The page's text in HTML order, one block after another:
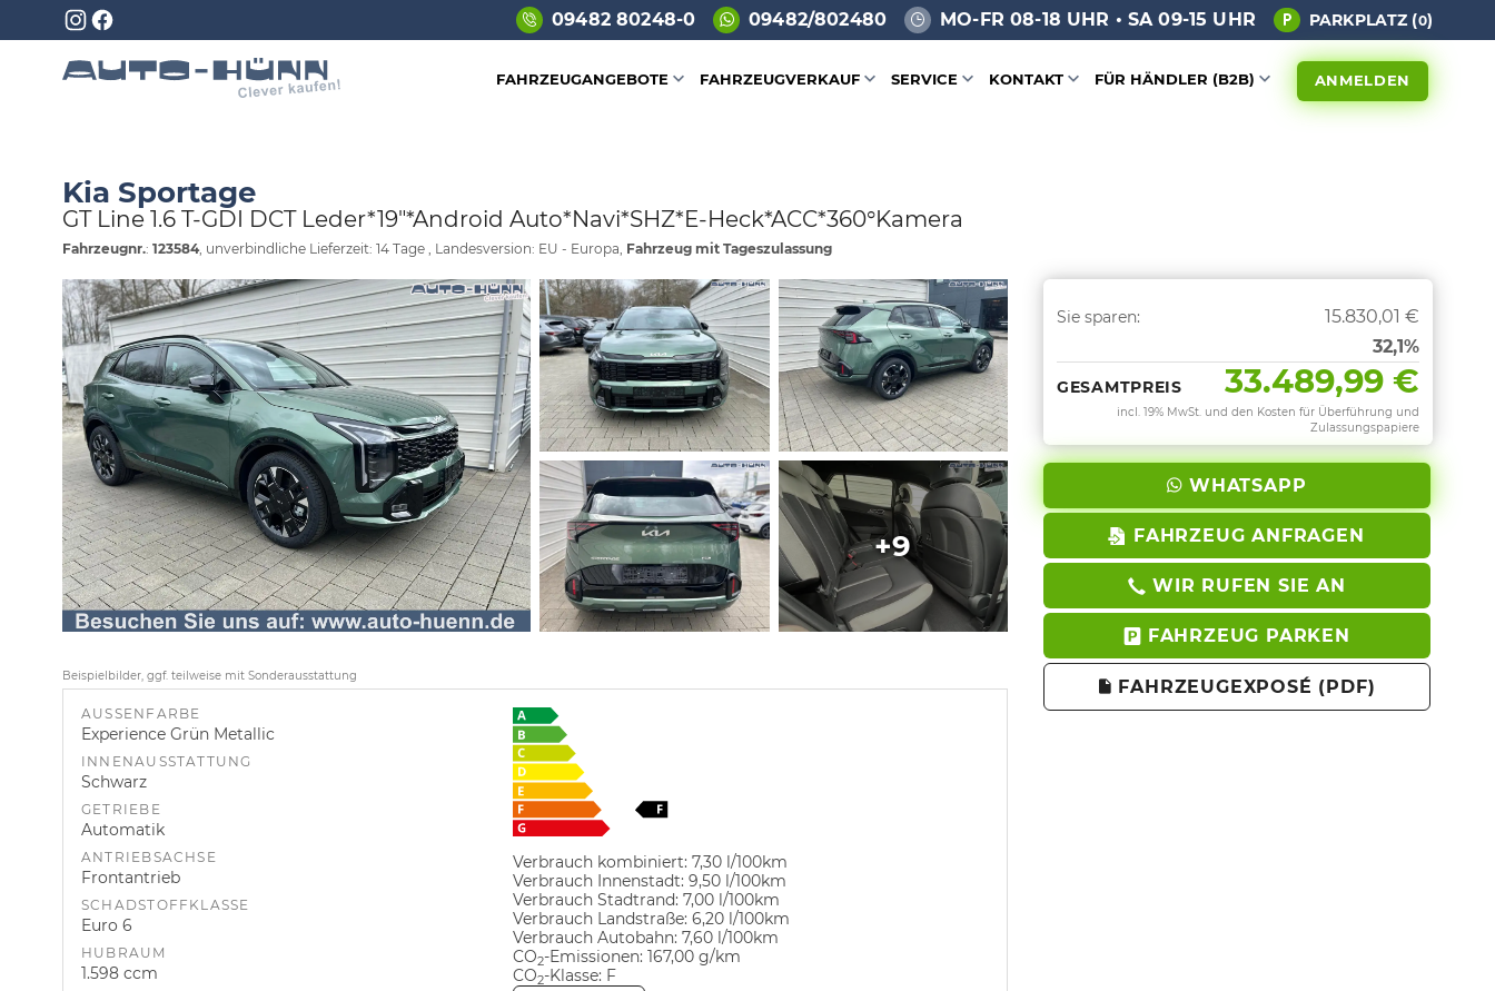
09482 80248-0 09482/802480 MO-FR 08-18 UHR • SA 09-15 UHR PARKPLATZ (0)
FAHRZEUGANGEBOTE FAHRZEUGVERKAUF SERVICE KONTAKT FÜR HÄNDLER (B2B) ANMELDEN
Kia Sportage
GT Line 1.6 T-GDI DCT Leder*19"*Android Auto*Navi*SHZ*E-Heck*ACC*360°Kamera
Fahrzeugnr.: 123584, unverbindliche Lieferzeit: 14 Tage , Landesversion: EU - Europa, Fahrzeug mit Tageszulassung
Sie sparen:
15.830,01 €
32,1%
GESAMTPREIS 33.489,99 €
incl. 19% MwSt. und den Kosten für Überführung und
Zulassungspapiere
WHATSAPP
FAHRZEUG ANFRAGEN
WIR RUFEN SIE AN
FAHRZEUG PARKEN
FAHRZEUGEXPOSÉ (PDF)
+9
Beispielbilder, ggf. teilweise mit Sonderausstattung
AUSSENFARBE
Experience Grün Metallic
INNENAUSSTATTUNG
Schwarz
GETRIEBE
Automatik
ANTRIEBSACHSE
Frontantrieb
SCHADSTOFFKLASSE
Euro 6
HUBRAUM
1.598 ccm
Verbrauch kombiniert: 7,30 l/100km
Verbrauch Innenstadt: 9,50 l/100km
Verbrauch Stadtrand: 7,00 l/100km
Verbrauch Landstraße: 6,20 l/100km
Verbrauch Autobahn: 7,60 l/100km
CO2-Emissionen: 167,00 g/km
CO2-Klasse: F